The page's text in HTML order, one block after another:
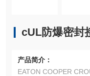
cUL防爆密封
产品简介：
EATON COOPER